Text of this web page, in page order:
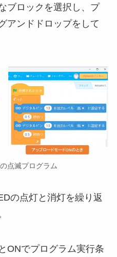
ブロックを選択し、プ
アンドドロップをして
点滅プログラム
の点灯と消灯を繰り返
ONでプログラム実行条